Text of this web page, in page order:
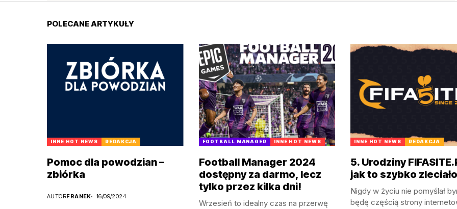
POLECANE ARTYKUŁY
INNE HOT NEWS REDAKCJA
Pomoc dla powodzian –
zbiórka
AUTORFRANEK 16/09/2024
FOOTBALL MANAGER INNE HOT NEWS
Football Manager 2024
dostępny za darmo, lecz
tylko przez kilka dni!
Wrzesień to idealny czas na przerwę
INNE HOT NEWS REDAKCJA
5. Urodziny
jak to szybko
Nigdy w życiu nie pomyślał
będę częścią strony